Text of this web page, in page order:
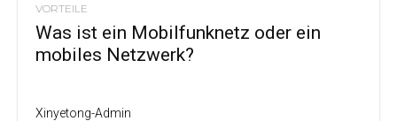
VORTEILE
Was ist ein Mobilfunknetz oder ein
mobiles Netzwerk?
Xinyetong-Admin